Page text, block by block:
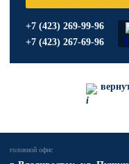
+7 (423) 269-99-96
+7 (423) 267-69-96
головной офис